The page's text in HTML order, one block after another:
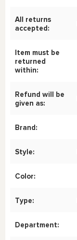
All returns
accepted:
Item must be
returned
within:
Refund will be
given as:
Brand:
Style:
Color:
Type:
Department: